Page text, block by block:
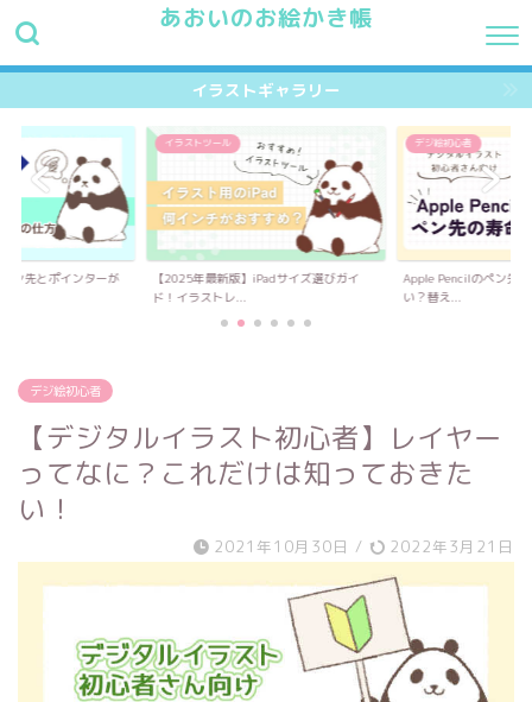
あおいのお絵かき帳
HOME イラス
イラストギャラリー
サイズ選びガイ
デジ絵初心者
Apple Pencilのペン先、寿命はどれくら
い？替え...
イラストツール
iPadでお絵描きするな
イス。「必須な...
デジ絵初心者
【デジタルイラスト初心者】レイヤー
ってなに？これだけは知っておきた
い！
2021年10月30日 / 2022年3月21日